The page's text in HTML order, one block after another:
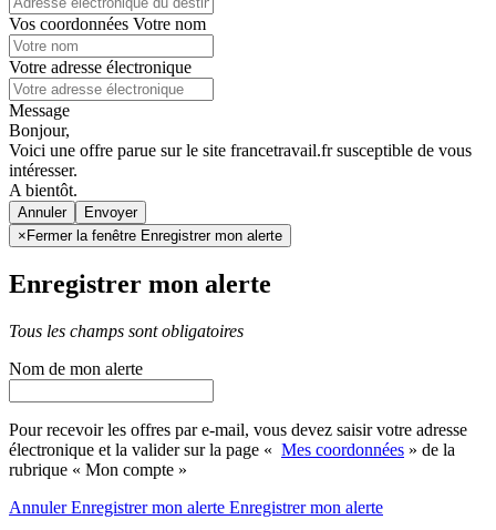
Vos coordonnées Votre nom
Votre adresse électronique
Message
Bonjour,
Voici une offre parue sur le site francetravail.fr susceptible de vous
intéresser.
A bientôt.
Annuler
× Fermer la fenêtre Enregistrer mon alerte
Enregistrer mon alerte
Tous les champs sont obligatoires
Nom de mon alerte
Pour recevoir les offres par e-mail, vous devez saisir votre adresse
électronique et la valider sur la page « Mes coordonnées » de la
rubrique « Mon compte »
AnnulerEnregistrer mon alerte Enregistrermon alerte